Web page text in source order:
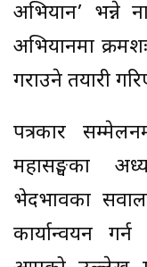
अभियान’ भन्ने
अभियानमा
गराउने तयारी
पत्रकार
महासङ्घका
भेदभावका
कार्यान्वयन